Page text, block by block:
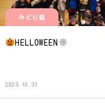
みどり組
HELLOWEEN
2023.10.31